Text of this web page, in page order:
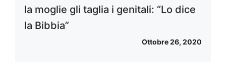
la moglie gli taglia i genitali: “Lo dice
la Bibbia”
Ottobre 26, 2020